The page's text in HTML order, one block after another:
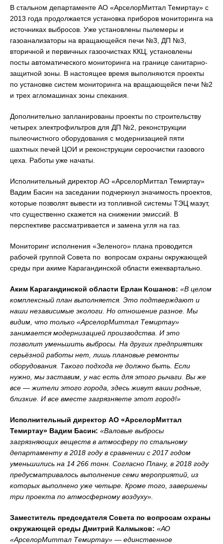
В стальном департаменте АО «АрселорМиттал Темиртау» с
2013 года продолжается установка приборов мониторинга на
источниках выбросов. Уже установлены пылемеры и
газоанализаторы на вращающейся печи №3, ДП №3,
вторичной и первичных газоочистках ККЦ, установлены
посты автоматического мониторинга на границе санитарно-
защитной зоны. В настоящее время выполняются проекты
по установке систем мониторинга на вращающейся печи №2
и трех агломашинах зоны спекания.
Дополнительно запланированы проекты по строительству
четырех электрофильтров для ДП №2, реконструкции
пылеочистного оборудования с модернизацией пяти
шахтных печей ЦОИ и реконструкции сероочистки газового
цеха. Работы уже начаты.
Исполнительный директор АО «АрселорМиттал Темиртау»
Вадим Басин на заседании подчеркнул значимость проектов,
которые позволят вывести из топливной системы ТЭЦ мазут,
что существенно скажется на снижении эмиссий. В
перспективе рассматривается и замена угля на газ.
Мониторинг исполнения «Зеленого» плана проводится
рабочей группой Совета по вопросам охраны окружающей
среды при акиме Карагандинской области ежеквартально.
Аким Карагандинской области Ерлан Кошанов: «В целом
комплексный план выполняется. Это подтверждают и
наши независимые экологи. Но отношение разное. Мы
видим, что только «АрселорМиттал Темиртау»
занимается модернизацией производства. И это
позволит уменьшить выбросы. На других предприятиях
серьёзной работы нет, лишь плановые ремонты
оборудования. Такого подхода не должно быть. Если
нужно, мы заставим, у нас есть для этого рычаги. Вы же
все — жители этого города, здесь живут ваши родные,
близкие. И все вместе загрязняете этот город!»
Исполнительный директор АО «АрселорМиттал
Темиртау» Вадим Басин: «Валовые выбросы
загрязняющих веществ в атмосферу по стальному
департаменту в 2018 году в сравнении с 2017 годом
уменьшились на 14 266 тонн. Согласно Плану, в 2018 году
предусматривалось выполнение семи мероприятий, из
которых выполнено уже четыре. Кроме того, завершены
три проекта по атмосферному воздуху».
Заместитель председателя Совета по вопросам охраны
окружающей среды Дмитрий Калмыков: «АО
«АрселорМиттал Темиртау» — единственное